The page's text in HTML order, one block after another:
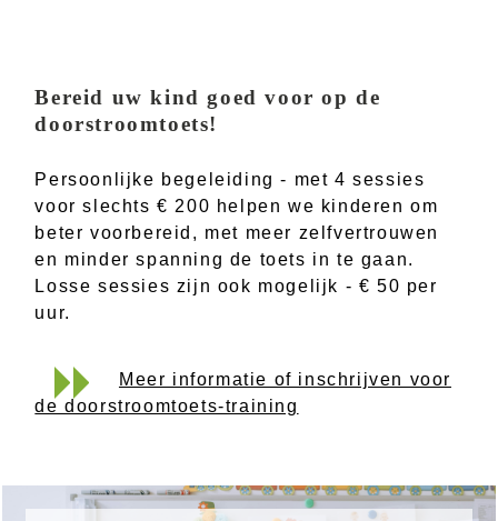
Bereid uw kind goed voor op de
doorstroomtoets!
Persoonlijke begeleiding - met 4 sessies
voor slechts € 200 helpen we kinderen om
beter voorbereid, met meer zelfvertrouwen
en minder spanning de toets in te gaan.
Losse sessies zijn ook mogelijk - € 50 per
uur.
Meer informatie of inschrijven voor
de doorstroomtoets-training